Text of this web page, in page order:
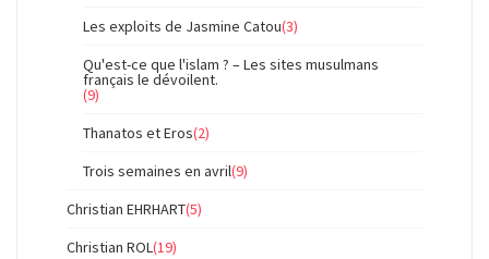
Les exploits de Jasmine Catou(3)
Qu'est-ce que l'islam ? – Les sites musulmans
français le dévoilent.
(9)
Thanatos et Eros(2)
Trois semaines en avril(9)
Christian EHRHART(5)
Christian ROL(19)